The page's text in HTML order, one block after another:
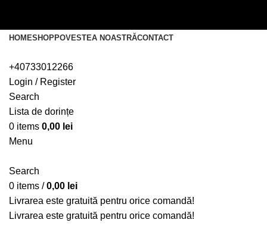
HOMESHOPPOVESTEA NOASTRĂCONTACT
+40733012266
Login / Register
Search
Lista de dorințe
0 items 0,00 lei
Menu
Search
0 items / 0,00 lei
Livrarea este gratuită pentru orice comandă!
Livrarea este gratuită pentru orice comandă!